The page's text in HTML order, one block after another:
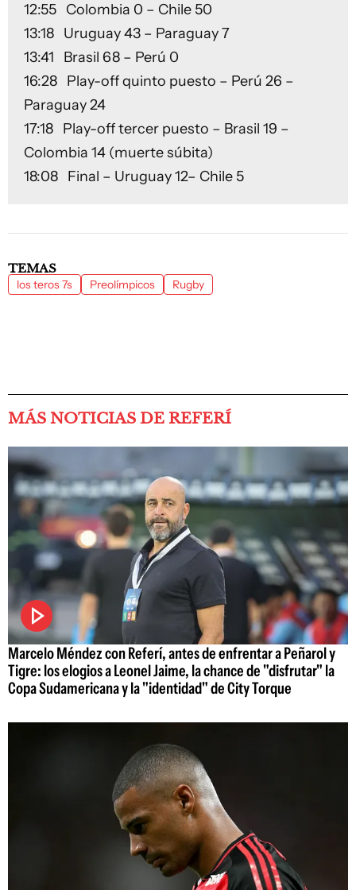
12:55 Colombia 0 – Chile 50
13:18 Uruguay 43 – Paraguay 7
13:41 Brasil 68 – Perú 0
16:28 Play-off quinto puesto – Perú 26 –
Paraguay 24
17:18 Play-off tercer puesto – Brasil 19 –
Colombia 14 (muerte súbita)
18:08 Final – Uruguay 12– Chile 5
TEMAS
los teros 7s Preolímpicos Rugby
MÁS NOTICIAS DE REFERÍ
Marcelo Méndez con Referí, antes de enfrentar a Peñarol y
Tigre: los elogios a Leonel Jaime, la chance de "disfrutar" la
Copa Sudamericana y la "identidad" de City Torque